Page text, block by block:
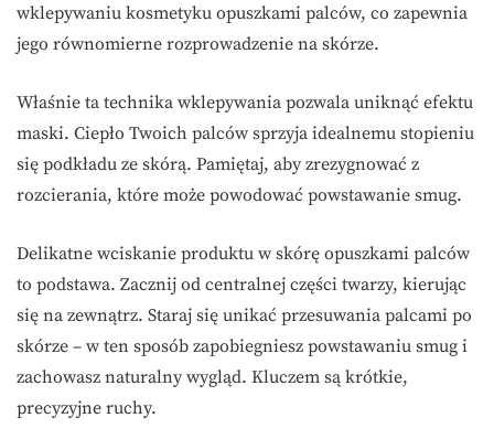
wklepywaniu kosmetyku opuszkami palców, co zapewnia
jego równomierne rozprowadzenie na skórze.
Właśnie ta technika wklepywania pozwala uniknąć efektu
maski. Ciepło Twoich palców sprzyja idealnemu stopieniu
się podkładu ze skórą. Pamiętaj, aby zrezygnować z
rozcierania, które może powodować powstawanie smug.
Delikatne wciskanie produktu w skórę opuszkami palców
to podstawa. Zacznij od centralnej części twarzy, kierując
się na zewnątrz. Staraj się unikać przesuwania palcami po
skórze – w ten sposób zapobiegniesz powstawaniu smug i
zachowasz naturalny wygląd. Kluczem są krótkie,
precyzyjne ruchy.